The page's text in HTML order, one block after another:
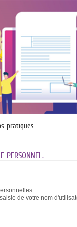
pratiques
PERSONNEL.
de votre nom